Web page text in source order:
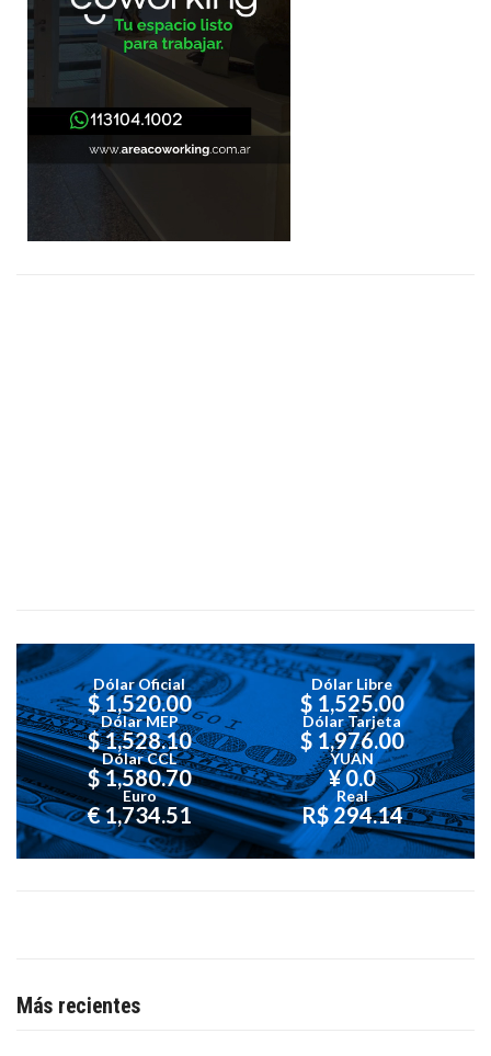
Dólar Oficial
$ 1,520.00
Dólar Libre
$ 1,525.00
Dólar MEP
$ 1,528.10
Dólar Tarjeta
$ 1,976.00
Dólar CCL
$ 1,580.70
YUAN
¥ 0.0
Euro
€ 1,734.51
Real
R$ 294.14
Más recientes